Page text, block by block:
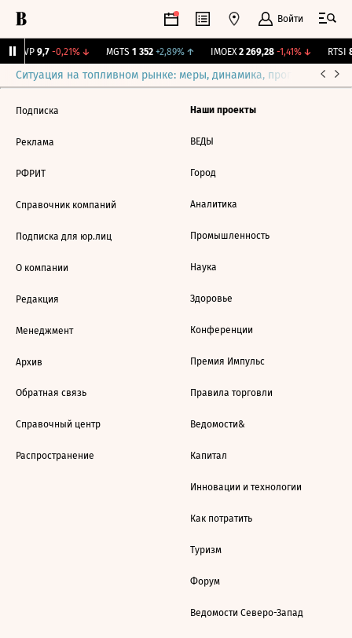
Войти
BISVP 9,7 -0,21%↓ MGTS 1 352 +2,89%↑ IMOEX 2 269,28 -1,41%↓ RTSI
Ситуация на топливном рынке: меры, динамика, прогнозы
Подписка
Реклама
РФРИТ
Справочник компаний
Подписка для юр.лиц
О компании
Редакция
Менеджмент
Архив
Обратная связь
Справочный центр
Распространение
Наши проекты
ВЕДЫ
Город
Аналитика
Промышленность
Наука
Здоровье
Конференции
Премия Импульс
Правила торговли
Ведомости&
Капитал
Инновации и технологии
Как потратить
Туризм
Форум
Ведомости Северо-Запад